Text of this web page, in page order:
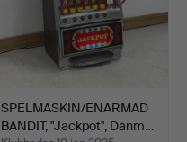
SPELMASKIN/ENARMAD
BANDIT, "Jackpot", Danm…